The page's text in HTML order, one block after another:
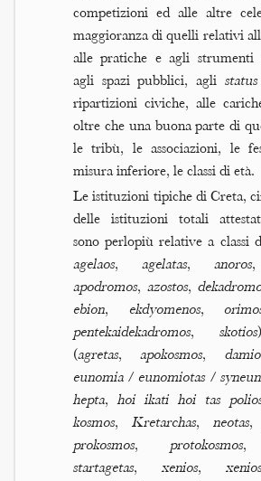
competizioni ed alle altre
maggioranza di quelli relativi
alle pratiche e agli strumenti
agli spazi pubblici, agli status
ripartizioni civiche, alle
oltre che una buona parte di
le tribù, le associazioni, le
misura inferiore, le classi di età.
Le istituzioni tipiche di Creta,
delle istituzioni totali
sono perlopiù relative a classi
agelaos, agelatas, anoros
apodromos, azostos,
ebion, ekdyomenos,
pentekaidekadromos, skotios
(agretas,apokosmos,
eunomia /eunomiotas/
hepta,hoi ikati hoi tas
kosmos, Kretarchas, neotas,
prokosmos, protokosmos
startagetas,xenios,